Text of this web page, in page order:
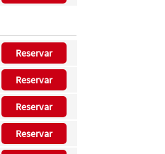
Reservar
Reservar
Reservar
Reservar